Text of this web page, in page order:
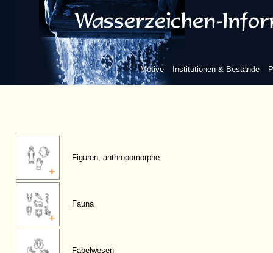
Motive Institutionen & Bestände
Figuren, anthropomorphe
Fauna
Fabelwesen